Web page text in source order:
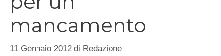
mancamento
11 Gennaio 2012 di Redazione